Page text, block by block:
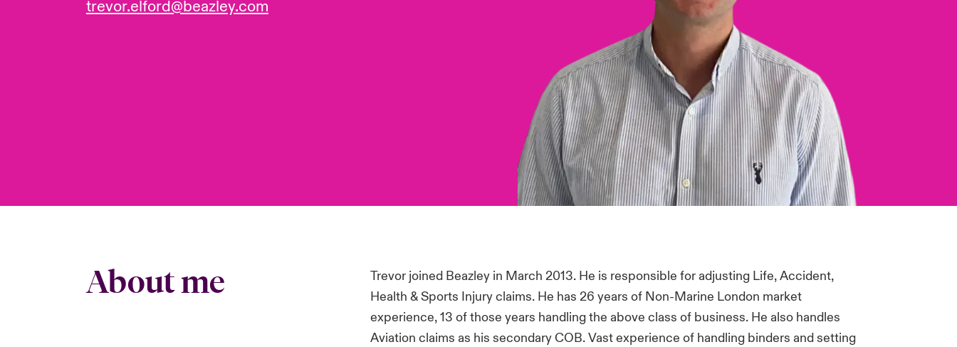
trevor.elford@beazley.com
About me
Trevor joined Beazley in March 2013. He is responsible for adjusting Life, Accident,
Health & Sports Injury claims. He has 26 years of Non-Marine London market
experience, 13 of those years handling the above class of business. He also handles
Aviation claims as his secondary COB. Vast experience of handling binders and setting